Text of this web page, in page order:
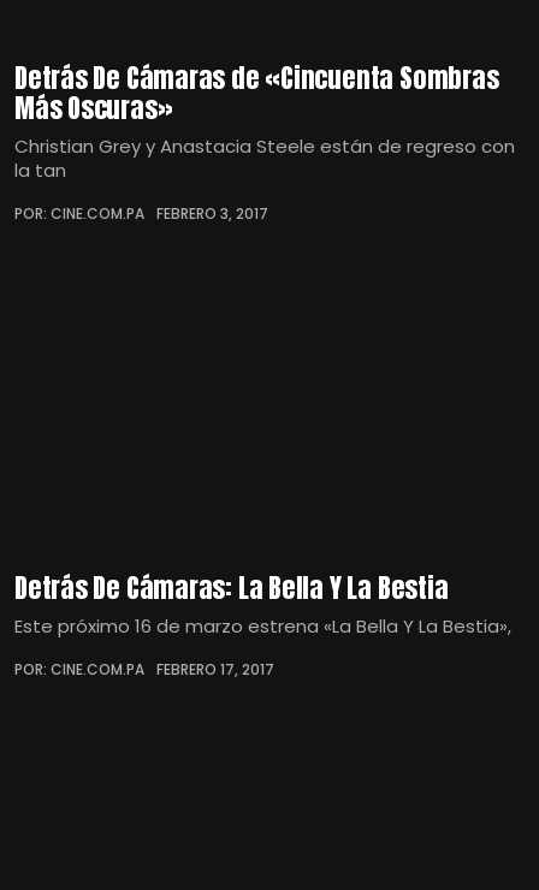
Detrás De Cámaras de «Cincuenta Sombras
Más Oscuras»
Christian Grey y Anastacia Steele están de regreso con
la tan
POR: CINE.COM.PA FEBRERO 3, 2017
Detrás De Cámaras: La Bella Y La Bestia
Este próximo 16 de marzo estrena «La Bella Y La Bestia»,
POR: CINE.COM.PA FEBRERO 17, 2017